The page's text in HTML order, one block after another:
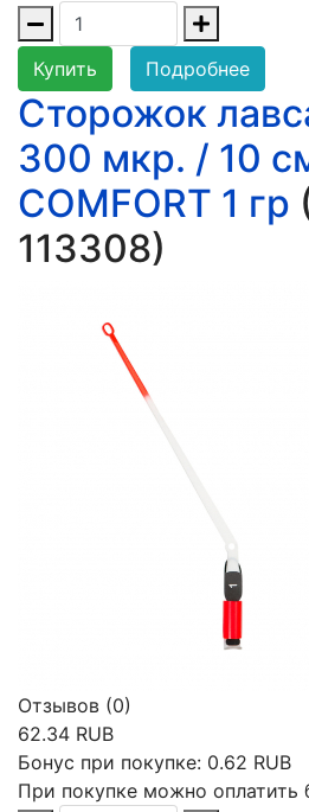
Купить Подробнее
Сторожок
300 мкр. / 10
COMFORT 1 гр
113308)
Отзывов (0)
62.34 RUB
Бонус при покупке: 0.62 RUB
При покупке можно оплатить